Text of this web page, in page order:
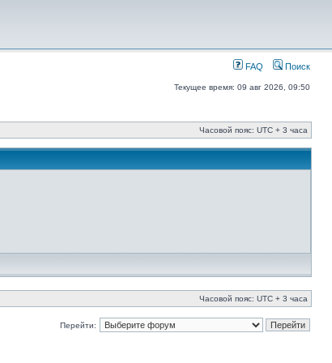
FAQ Поиск
Текущее время: 09 авг 2026, 09:50
Часовой пояс: UTC + 3 часа
Часовой пояс: UTC + 3 часа
Перейти: